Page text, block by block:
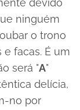
devido
ninguém
o trono
facas. É um
será "A"
delícia,
no por